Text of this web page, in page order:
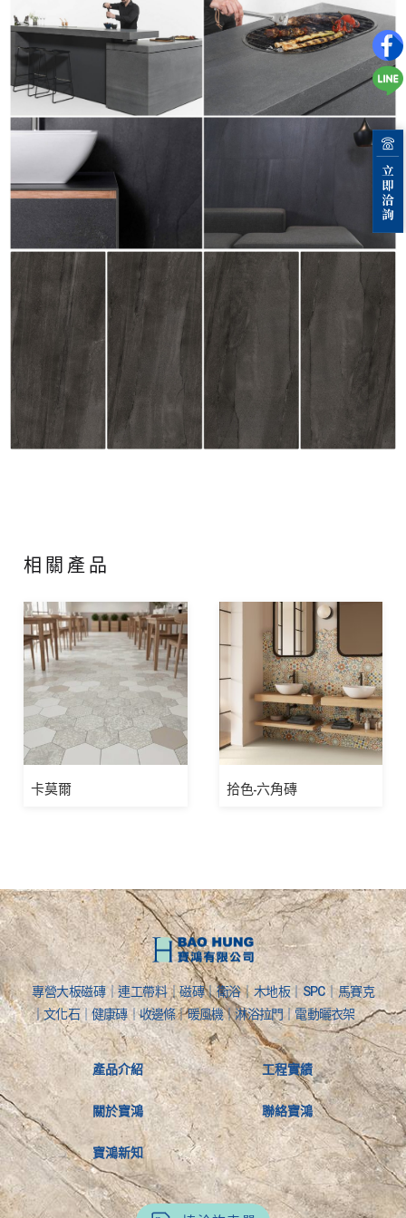
相關產品
卡莫爾 拾色-六角磚
專營大板磁磚｜連工帶料｜磁磚｜衛浴｜木地板｜SPC｜馬賽克
｜文化石｜健康磚｜收邊條｜暖風機｜淋浴拉門｜電動曬衣架
產品介紹
關於寶鴻
寶鴻新知
工程實績
聯絡寶鴻